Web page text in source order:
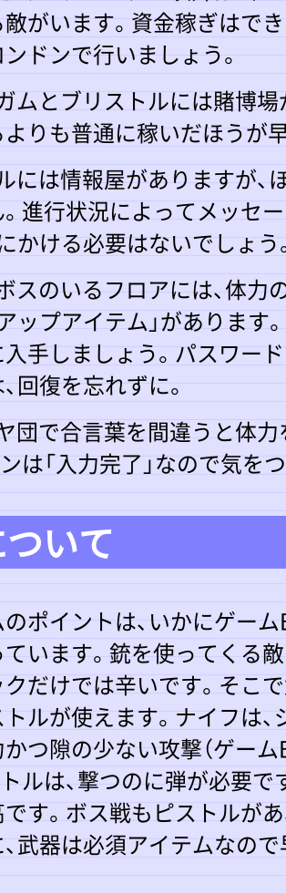
がいます。資金稼ぎはで
ドンで行いましょう。
ムとブリストルには賭博場
りも普通に稼いだほうが
には情報屋がありますが、
進行状況によってメッセ
かける必要はないでしょう
スのいるフロアには、体力
ップアイテム」があります
手しましょう。パスワー
回復を忘れずに。
団で合言葉を間違うと体
は「入力完了」なので気を
いて
ポイントは、いかにゲー
います。銃を使ってくる
だけでは辛いです。そこ
ルが使えます。ナイフは
つ隙の少ない攻撃（ゲーム
ルは、撃つのに弾が必要
す。ボス戦もピストルが
武器は必須アイテムなの